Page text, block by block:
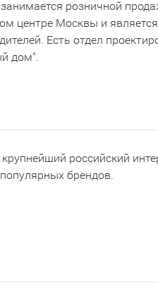
розничной
центре Москвы и
Есть отдел
дом".
крупнейший российский
брендов.